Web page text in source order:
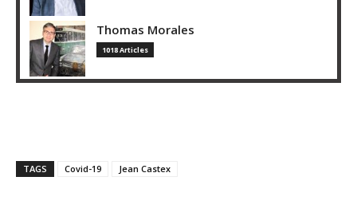
Thomas Morales
1018 Articles
TAGS Covid-19 Jean Castex